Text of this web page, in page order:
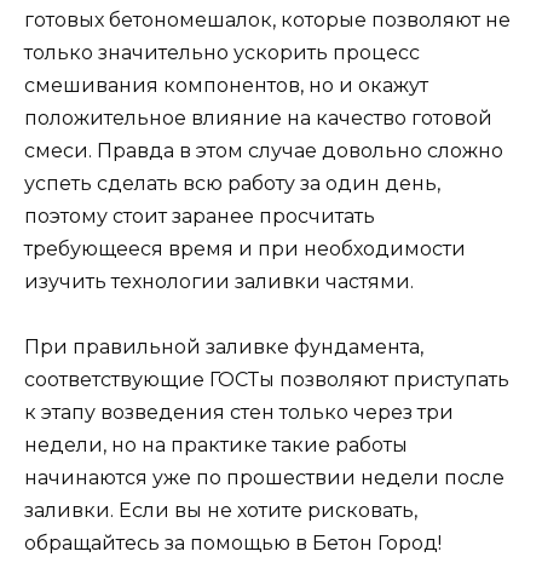
готовых бетономешалок, которые позволяют не
только значительно ускорить процесс
смешивания компонентов, но и окажут
положительное влияние на качество готовой
смеси. Правда в этом случае довольно сложно
успеть сделать всю работу за один день,
поэтому стоит заранее просчитать
требующееся время и при необходимости
изучить технологии заливки частями.
При правильной заливке фундамента,
соответствующие ГОСТы позволяют приступать
к этапу возведения стен только через три
недели, но на практике такие работы
начинаются уже по прошествии недели после
заливки. Если вы не хотите рисковать,
обращайтесь за помощью в Бетон Город!